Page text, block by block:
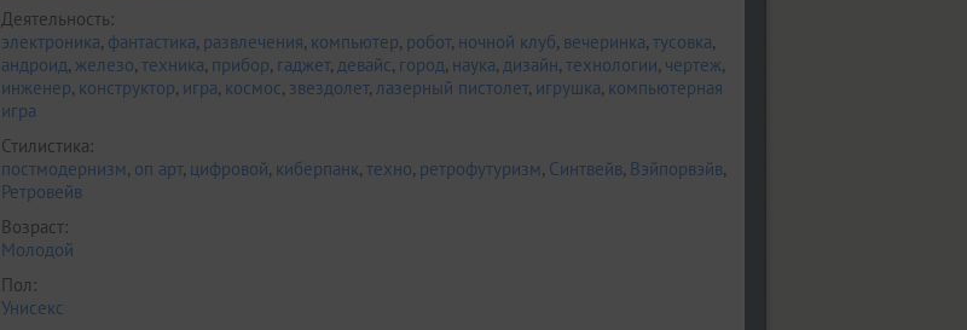
Деятельность:
электроника, фантастика, развлечения, компьютер, робот, ночной клуб, вечеринка, тусовка,
андроид, железо, техника, прибор, гаджет, девайс, город, наука, дизайн, технологии, чертеж,
инженер, конструктор, игра, космос, звездолет, лазерный пистолет, игрушка, компьютерная
игра
Стилистика:
постмодернизм, оп арт, цифровой, киберпанк, техно, ретрофутуризм, Синтвейв, Вэйпорвэйв,
Ретровейв
Возраст:
Молодой
Пол:
Унисекс